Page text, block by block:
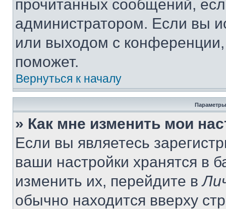
прочитанных сообщений,
администратором. Если вы
или выходом с
поможет.
Вернуться к началу
Параметры
» Как мне изменить мои
Если вы являетесь
ваши настройки хранятся в
изменить их, перейдите в
обычно находится вверху